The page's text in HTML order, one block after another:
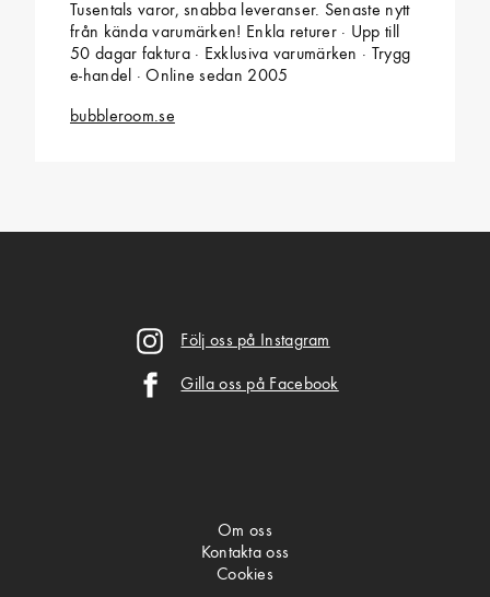
Tusentals varor, snabba leveranser. Senaste nytt
från kända varumärken! Enkla returer · Upp till
50 dagar faktura · Exklusiva varumärken · Trygg
e-handel · Online sedan 2005
bubbleroom.se
Följ oss på Instagram
Gilla oss på Facebook
Om oss
Kontakta oss
Cookies